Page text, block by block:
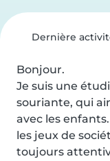
Dernière
Bonjour.
Je suis une
souriante, qui
avec les
les jeux de
toujours